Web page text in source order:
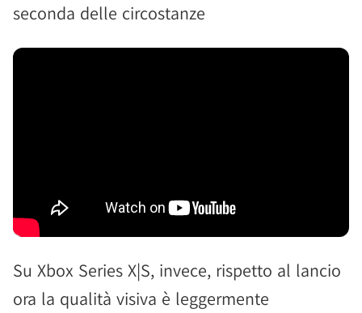
seconda delle circostanze
Su Xbox Series X|S, invece, rispetto al lancio
ora la qualità visiva è leggermente